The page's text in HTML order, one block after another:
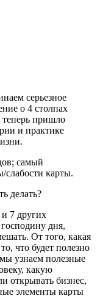
серьезное
о 4 столпах
теперь пришло
и практике
самый
слабости карты.
делать?
7 других
дня,
От того, какая
что будет полезно
узнаем полезные
какую
открывать бизнес,
элементы карты